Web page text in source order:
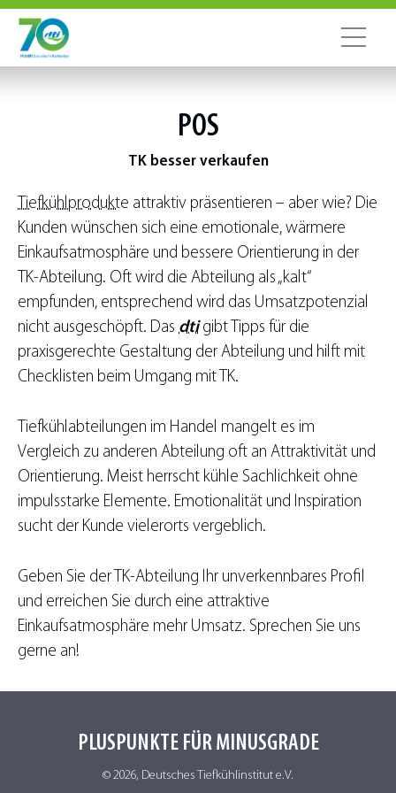
POS
TK besser verkaufen
Tiefkühlprodukte attraktiv präsentieren – aber wie? Die
Kunden wünschen sich eine emotionale, wärmere
Einkaufsatmosphäre und bessere Orientierung in der
TK-Abteilung. Oft wird die Abteilung als „kalt“
empfunden, entsprechend wird das Umsatzpotenzial
nicht ausgeschöpft. Das dtigibt Tipps für die
praxisgerechte Gestaltung der Abteilung und hilft mit
Checklisten beim Umgang mit TK.
Tiefkühlabteilungen im Handel mangelt es im
Vergleich zu anderen Abteilung oft an Attraktivität und
Orientierung. Meist herrscht kühle Sachlichkeit ohne
impulsstarke Elemente. Emotionalität und Inspiration
sucht der Kunde vielerorts vergeblich.
Geben Sie der TK-Abteilung Ihr unverkennbares Profil
und erreichen Sie durch eine attraktive
Einkaufsatmosphäre mehr Umsatz. Sprechen Sie uns
gerne an!
PLUSPUNKTE FÜR MINUSGRADE
© 2026, Deutsches Tiefkühlinstitut e.V.